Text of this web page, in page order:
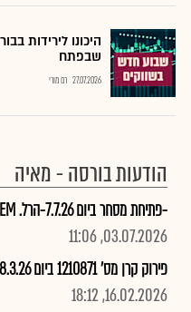
היכונו לירידות
שבפתח
27.07.2026 רם מורי
הודעות בורסה - מאיה
-פתיחת מסחר ביום 7.7.26-הרל. MSCI EM מד, הראל מסחר מדדים...
03.07.2026, 11:06
פירוק קרן מס' 1210871 ביום 18.3.26
16.02.2026, 18:12